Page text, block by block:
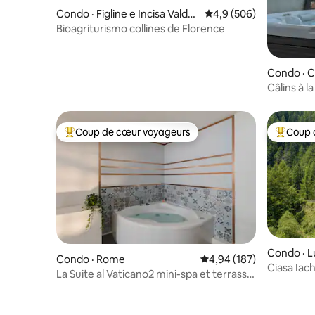
Condo · Figline e Incisa Valdar
no
Note moyenne de 4,9
4,9 (506)
Bioagriturismo collines de Florence
Condo ·
Câlins à
Coup de cœur voyageurs parmi les plus aimés
Coup de cœur voyageurs
Condo · Rome Note moyenne de
4,94 (187)
La Suite al Vaticano2 mini-spa et terrasse
Coup
Coup
Condo ·
Ciasa